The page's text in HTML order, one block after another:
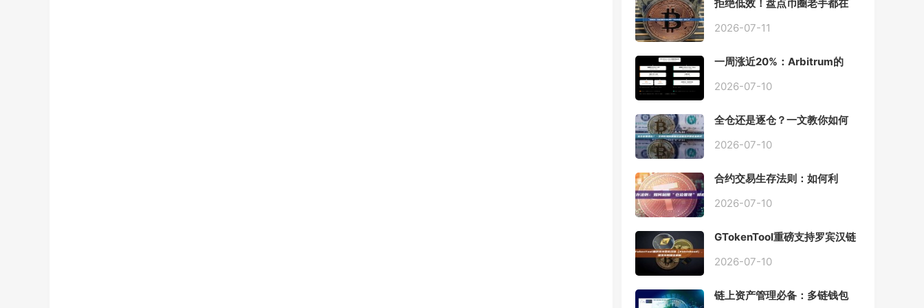
拒绝低效！盘点币圈老手都在
具
2026-07-11
一周涨近20%：Arbitrum的
Chain一夜盘活
2026-07-10
全仓还是逐仓？一文教你如何
2026-07-10
合约交易生存法则：如何利
2026-07-10
GTokenTool重磅支持罗宾汉链
程全解析
2026-07-10
链上资产管理必备：多链钱包